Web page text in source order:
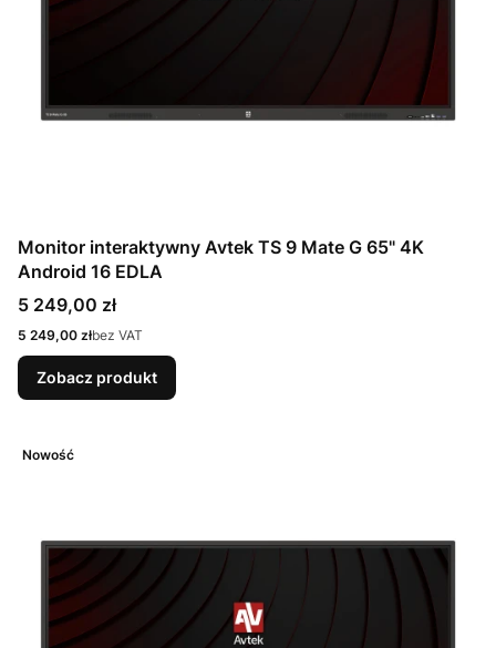
Monitor interaktywny Avtek TS 9 Mate G 65" 4K
Android 16 EDLA
Cena
5 249,00 zł
Cena
5 249,00 złbez VAT
Zobacz produkt
Nowość